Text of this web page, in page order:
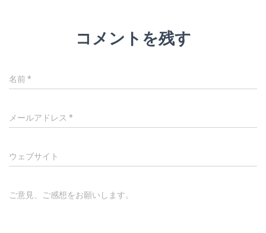
コメントを残す
名前*
メールアドレス *
ウェブサイト
ご意見、ご感想をお願いします。